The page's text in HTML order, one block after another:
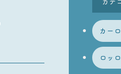
カー
ロッ